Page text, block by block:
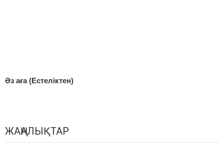
Әз аға (Естеліктен)
ЖАҢАЛЫҚТАР